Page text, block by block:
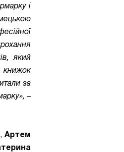
і
який
книжок
за
–
,Артем